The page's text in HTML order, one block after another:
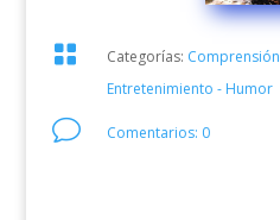
 Categorías: Comprensión
Entretenimiento - Humor
v Comentarios: 0